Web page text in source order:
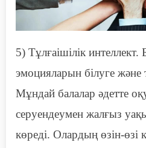
5) Тұлғаішілік интеллект.
эмоцияларын білуге және
Мұндай балалар әдетте
серуендеумен жалғыз
көреді. Олардың өзін-өзі